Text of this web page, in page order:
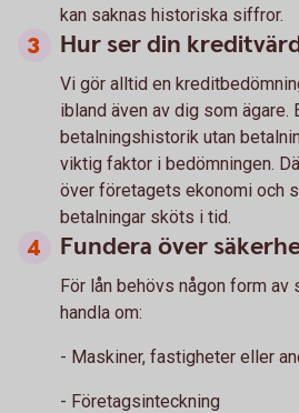
kan saknas historiska siffror.
Hur ser din
Vi gör alltid en
ibland även av dig som ägare.
betalningshistorik utan
viktig faktor i bedömningen.
över företagets ekonomi och
betalningar sköts i tid.
Fundera över
För lån behövs någon form av
handla om:
- Maskiner, fastigheter eller
- Företagsinteckning